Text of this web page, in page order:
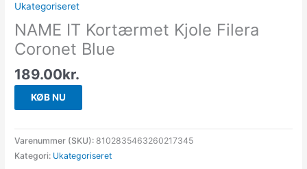
Ukategoriseret
NAME IT Kortærmet Kjole Filera
Coronet Blue
189.00kr.
KØB NU
Varenummer (SKU):8102835463260217345
Kategori: Ukategoriseret